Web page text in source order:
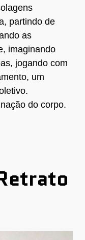
partindo de
as
imaginando
jogando com
um
do corpo.